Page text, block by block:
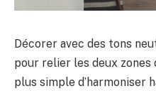
Décorer avec des tons
pour relier les deux zones
plus simple d’harmoniser